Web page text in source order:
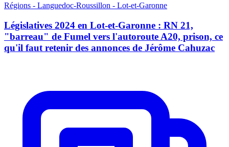
Régions - Languedoc-Roussillon - Lot-et-Garonne
Législatives 2024 en Lot-et-Garonne : RN 21,
"barreau" de Fumel vers l'autoroute A20, prison, ce
qu'il faut retenir des annonces de Jérôme Cahuzac